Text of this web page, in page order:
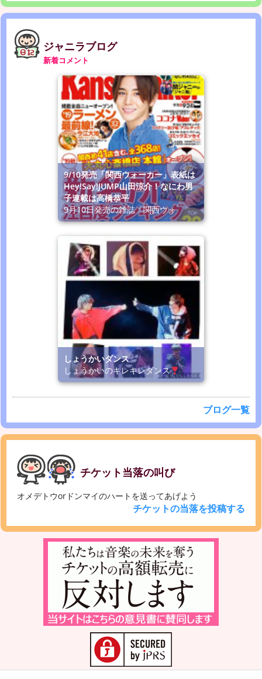
ジャニラブログ
新着コメント
9/10発売「関西ウォーカー」表紙は
Hey!Say!JUMP山田涼介！なにわ男
子連載は高橋恭平
9月10日発売の雑誌「関西ウォ
しょうかいダンス
しょうかいのキレキレダンス
ブログ一覧
チケット当落の叫び
オメデトウorドンマイのハートを送ってあげよう
チケットの当落を投稿する